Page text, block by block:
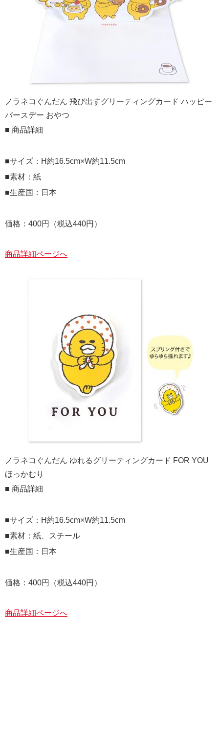
ノラネコぐんだん 飛び出すグリーティングカード ハッピー
バースデー おやつ
■ 商品詳細
■サイズ：H約16.5cm×W約11.5cm
■素材：紙
■生産国：日本
価格：400円（税込440円）
商品詳細ページへ
ノラネコぐんだん ゆれるグリーティングカード FOR YOU
ほっかむり
■ 商品詳細
■サイズ：H約16.5cm×W約11.5cm
■素材：紙、スチール
■生産国：日本
価格：400円（税込440円）
商品詳細ページへ